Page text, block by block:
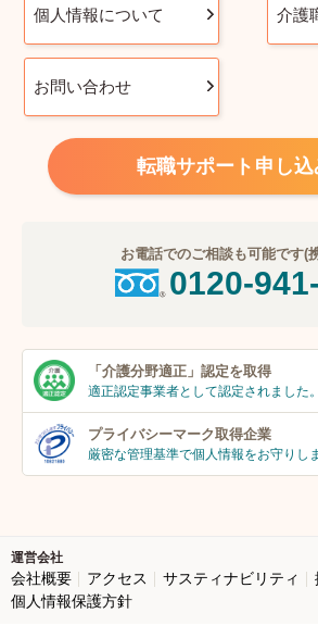
個人情報について 介護
お問い合わせ
転職サポート申し込
お電話でのご相談も可能です(
0120-
「介護分野適正」 認定を取得
適正認定事業者として認定されました。
プライバシーマーク取得企業
厳密な管理基準で個人情報をお守りし
運営会社
会社概要 アクセス サスティナビリティ
個人情報保護方針